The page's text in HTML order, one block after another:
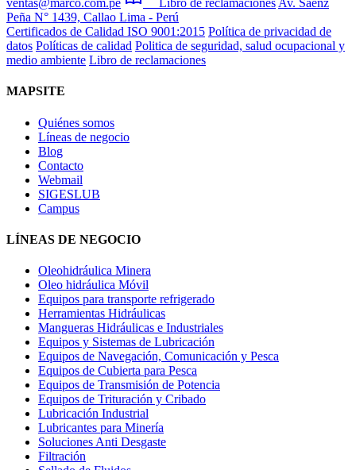
ventas@marco.com.pe
Libro de reclamaciones Av. Sáenz
Peña N° 1439, Callao Lima - Perú
Certificados de Calidad ISO 9001:2015 Política de privacidad de
datos Políticas de calidad Politica de seguridad, salud ocupacional y
medio ambiente Libro de reclamaciones
MAPSITE
Quiénes somos
Líneas de negocio
Blog
Contacto
Webmail
SIGESLUB
Campus
LÍNEAS DE NEGOCIO
Oleohidráulica Minera
Oleo hidráulica Móvil
Equipos para transporte refrigerado
Herramientas Hidráulicas
Mangueras Hidráulicas e Industriales
Equipos y Sistemas de Lubricación
Equipos de Navegación, Comunicación y Pesca
Equipos de Cubierta para Pesca
Equipos de Transmisión de Potencia
Equipos de Trituración y Cribado
Lubricación Industrial
Lubricantes para Minería
Soluciones Anti Desgaste
Filtración